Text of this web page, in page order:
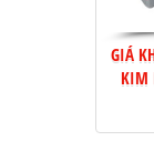
GIÁ
KIM